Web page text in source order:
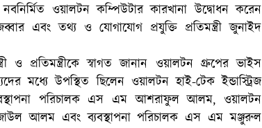
ওয়ালটন কম্পিউটার কারখানা উদ্বোধন করেন
এবং তথ্য ও যোগাযোগ প্রযুক্তি প্রতিমন্ত্রী জুনাইদ
ও প্রতিমন্ত্রীকে স্বাগত জানান ওয়ালটন গ্রুপের ভাইস
উপস্থিত ছিলেন ওয়ালটন হাই-টেক ইন্ডাস্ট্রিজ
পরিচালক এস এম আশরাফুল আলম, ওয়ালটন
আলম এবং ব্যবস্থাপনা পরিচালক এস এম মঞ্জুরুল